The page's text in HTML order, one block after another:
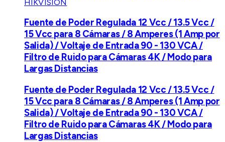
HIKVISION
Fuente de Poder Regulada 12 Vcc / 13.5 Vcc /
15 Vcc para 8 Cámaras / 8 Amperes (1 Amp por
Salida) / Voltaje de Entrada 90 - 130 VCA /
Filtro de Ruido para Cámaras 4K / Modo para
Largas Distancias
Fuente de Poder Regulada 12 Vcc / 13.5 Vcc /
15 Vcc para 8 Cámaras / 8 Amperes (1 Amp por
Salida) / Voltaje de Entrada 90 - 130 VCA /
Filtro de Ruido para Cámaras 4K / Modo para
Largas Distancias